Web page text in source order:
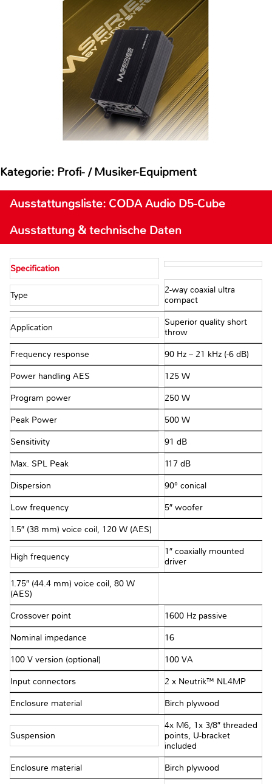
Kategorie: Profi- / Musiker-Equipment
Ausstattungsliste: CODA Audio D5-Cube
Ausstattung & technische Daten
Specification
Type
2-way coaxial ultra
compact
Application
Superior quality short
throw
Frequency response 90 Hz – 21 kHz (-6 dB)
Power handling AES 125 W
Program power 250 W
Peak Power 500 W
Sensitivity 91 dB
Max. SPL Peak 117 dB
Dispersion 90° conical
Low frequency 5″ woofer
1.5″ (38 mm) voice coil, 120 W (AES)
High frequency
1″ coaxially mounted
driver
1.75″ (44.4 mm) voice coil, 80 W
(AES)
Crossover point 1600 Hz passive
Nominal impedance 16 Ω
100 V version (optional) 100 VA
Input connectors 2 x Neutrik™ NL4MP
Enclosure material Birch plywood
Suspension
4x M6, 1x 3/8″ threaded
points, U-bracket
included
Enclosure material Birch plywood